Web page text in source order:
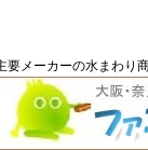
要メーカーの水まわり